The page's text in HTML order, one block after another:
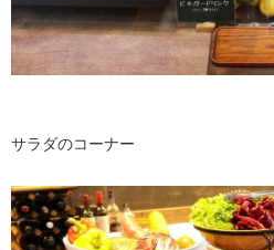
サラダのコーナー